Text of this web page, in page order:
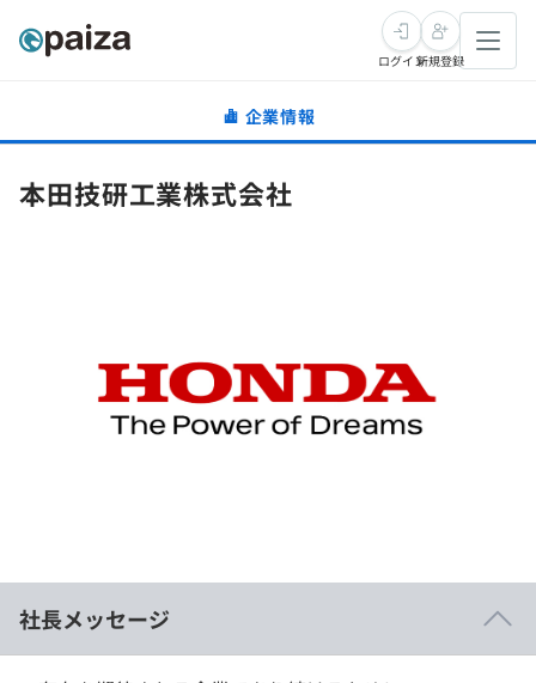
求人検索
転職エージェント
未経験転職
転職成功ガイド
インターン
インタビュー
プラン
再チャレンジ結果一覧
ゲーム・マンガ
paiza times
ログイン新規登録
企業情報
本田技研工業株式会社
社長メッセージ